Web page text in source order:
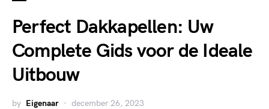
Perfect Dakkapellen: Uw
Complete Gids voor de Ideale
Uitbouw
by Eigenaar december 26, 2023